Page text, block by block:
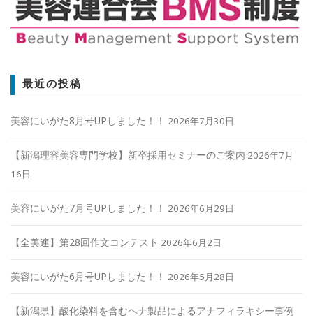
最近の投稿
美容にいがた8月号UPしました！！ 2026年7月30日
【新潟理容美容専門学校】新卒採用セミナーのご案内 2026年7月
16日
美容にいがた7月号UPしました！！ 2026年6月29日
【全美連】第28回作文コンテスト 2026年6月2日
美容にいがた6月号UPしました！！ 2026年5月28日
【新潟県】酸化染料を含むヘナ製品によるアナフィラキシー事例